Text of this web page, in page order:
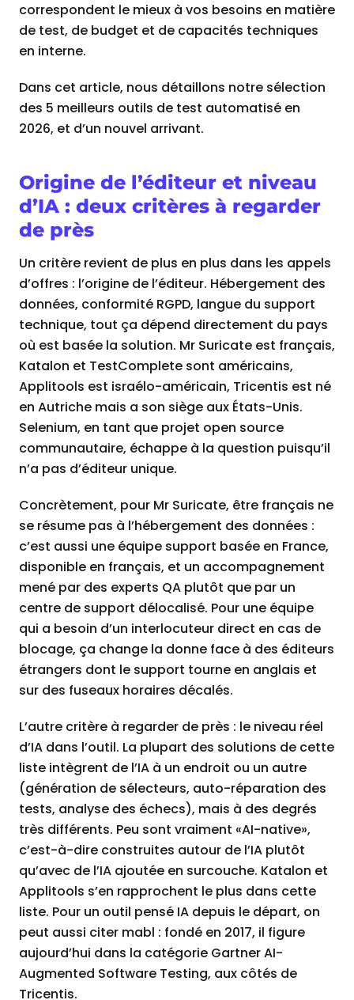
correspondent le mieux à vos besoins en matière
de test, de budget et de capacités techniques
en interne.
Dans cet article, nous détaillons notre sélection
des 5 meilleurs outils de test automatisé en
2026, et d’un nouvel arrivant.
Origine de l’éditeur et niveau
d’IA : deux critères à regarder
de près
Un critère revient de plus en plus dans les appels
d’offres : l’origine de l’éditeur. Hébergement des
données, conformité RGPD, langue du support
technique, tout ça dépend directement du pays
où est basée la solution. Mr Suricate est français,
Katalon et TestComplete sont américains,
Applitools est israélo-américain, Tricentis est né
en Autriche mais a son siège aux États-Unis.
Selenium, en tant que projet open source
communautaire, échappe à la question puisqu’il
n’a pas d’éditeur unique.
Concrètement, pour Mr Suricate, être français ne
se résume pas à l’hébergement des données :
c’est aussi une équipe support basée en France,
disponible en français, et un accompagnement
mené par des experts QA plutôt que par un
centre de support délocalisé. Pour une équipe
qui a besoin d’un interlocuteur direct en cas de
blocage, ça change la donne face à des éditeurs
étrangers dont le support tourne en anglais et
sur des fuseaux horaires décalés.
L’autre critère à regarder de près : le niveau réel
d’IA dans l’outil. La plupart des solutions de cette
liste intègrent de l’IA à un endroit ou un autre
(génération de sélecteurs, auto-réparation des
tests, analyse des échecs), mais à des degrés
très différents. Peu sont vraiment «AI-native»,
c’est-à-dire construites autour de l’IA plutôt
qu’avec de l’IA ajoutée en surcouche. Katalon et
Applitools s’en rapprochent le plus dans cette
liste. Pour un outil pensé IA depuis le départ, on
peut aussi citer mabl : fondé en 2017, il figure
aujourd’hui dans la catégorie Gartner AI-
Augmented Software Testing, aux côtés de
Tricentis.